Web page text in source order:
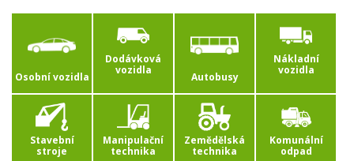
Osobní vozidla
Dodávková
vozidla
Autobusy
Nákladní
vozidla
Stavební
stroje
Manipulační
technika
Zemědělská
technika
Komunální
odpad